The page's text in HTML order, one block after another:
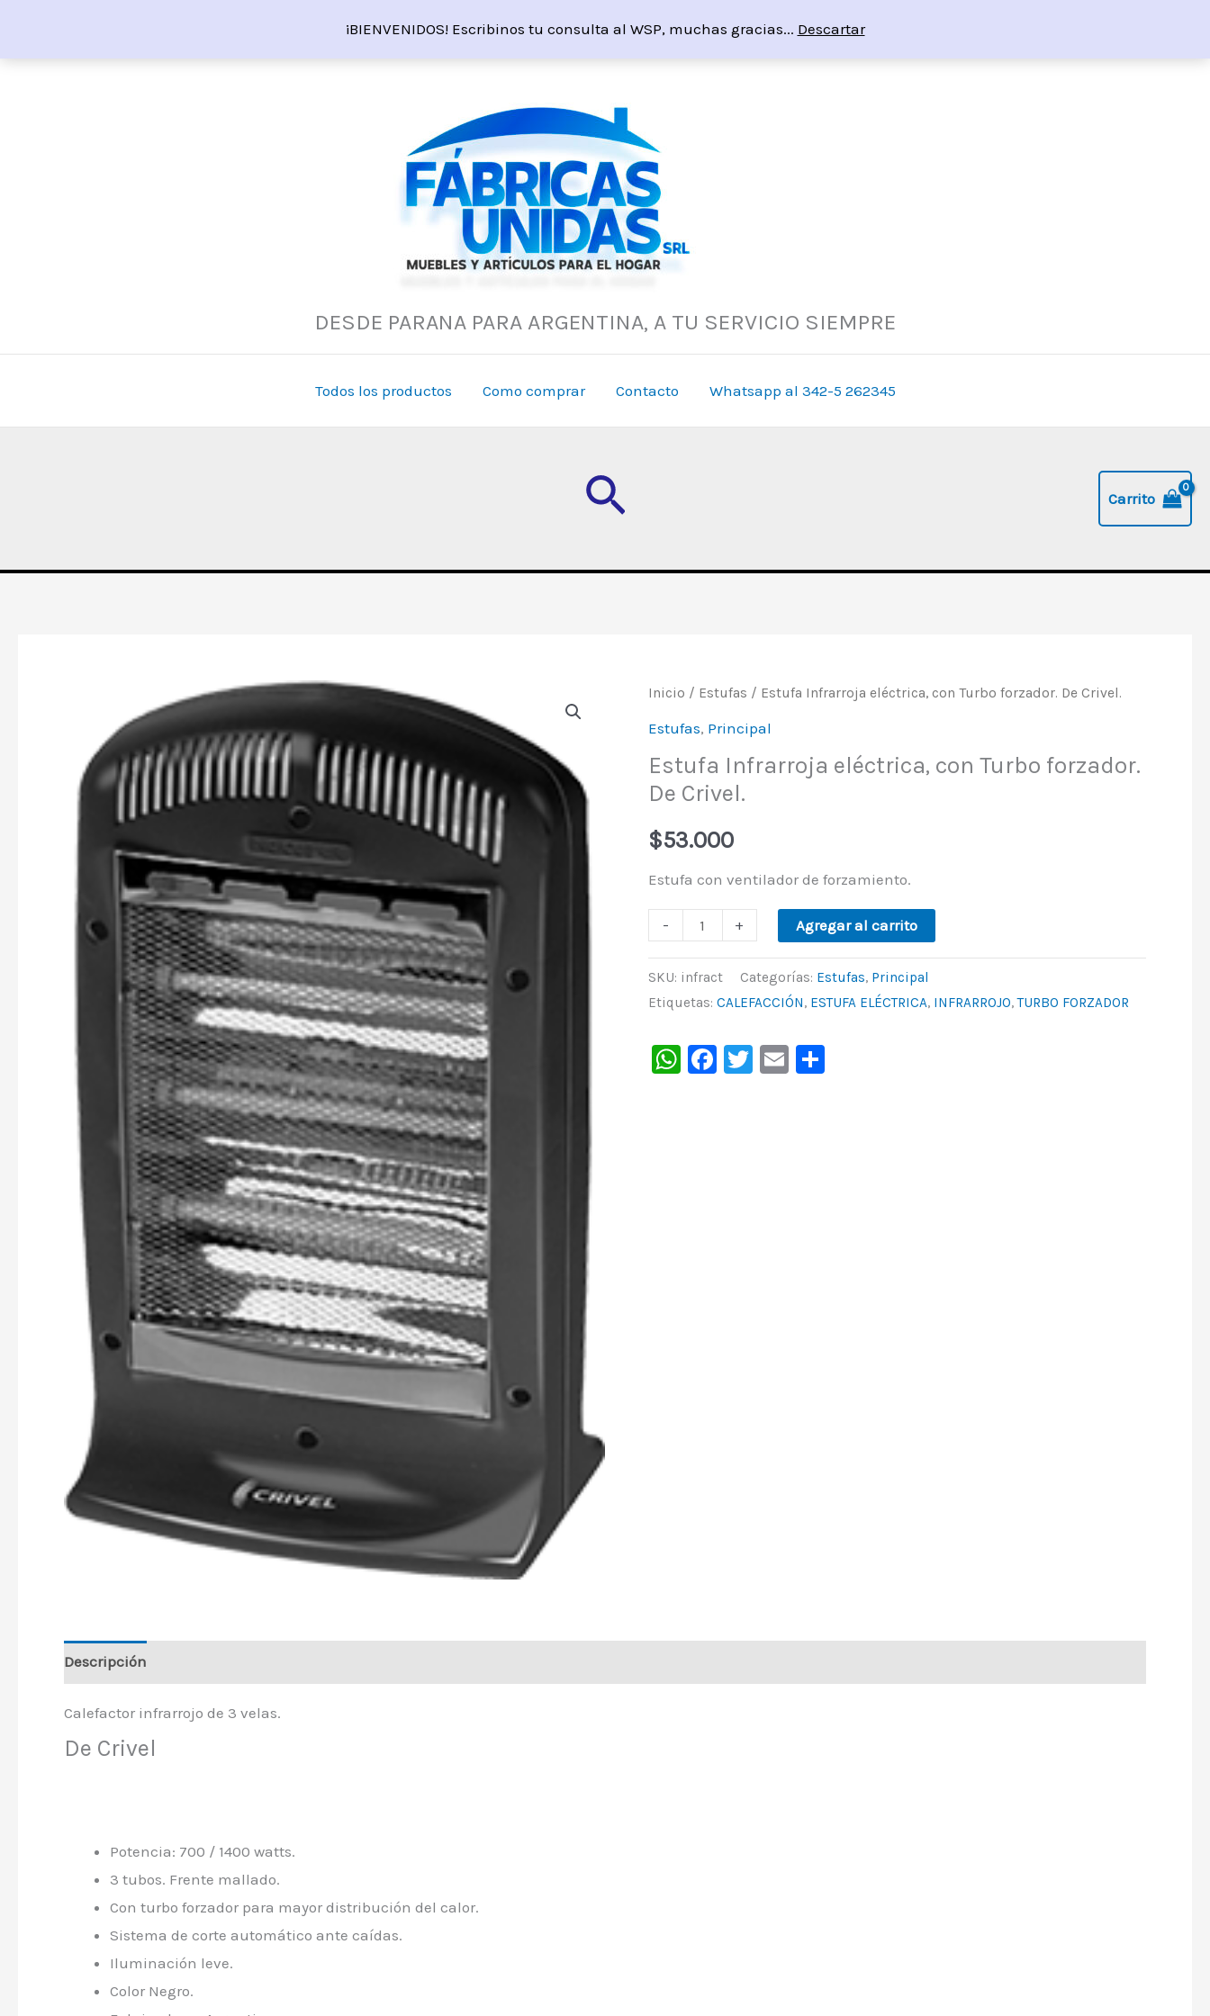
¡BIENVENIDOS! Escribinos tu consulta al WSP, muchas gracias... Descartar
DESDE PARANA PARA ARGENTINA, A TU SERVICIO SIEMPRE
Todos los productos Como comprar Contacto Whatsapp al 342-5 262345
Buscar Carrito
Inicio / Estufas / Estufa Infrarroja eléctrica, con Turbo forzador. De Crivel.
Estufas, Principal
Estufa Infrarroja eléctrica, con Turbo forzador.
De Crivel.
$53.000
Estufa con ventilador de forzamiento.
-
Estufa
Infrarroja
con
Turbo
forzador.
Crivel.
+ Agregar al carrito
SKU: infract Categorías: Estufas, Principal
Etiquetas:CALEFACCIÓN, ESTUFA ELÉCTRICA, INFRARROJO,TURBO FORZADOR
WhatsApp
Facebook
Twitter
Email
Descripción
Calefactor infrarrojo de 3 velas.
De Crivel
Potencia: 700 / 1400 watts.
3 tubos. Frente mallado.
Con turbo forzador para mayor distribución del calor.
Sistema de corte automático ante caídas.
Iluminación leve.
Color Negro.